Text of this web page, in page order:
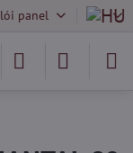
panel